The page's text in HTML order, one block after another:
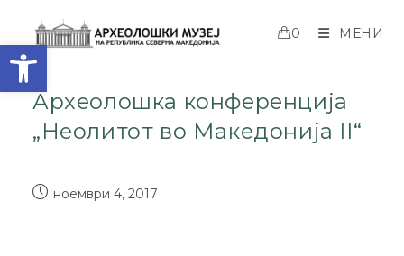
Open toolbar
0 МЕНИ
Археолошка конференција
„Неолитот во Македонија II“
ноември 4, 2017